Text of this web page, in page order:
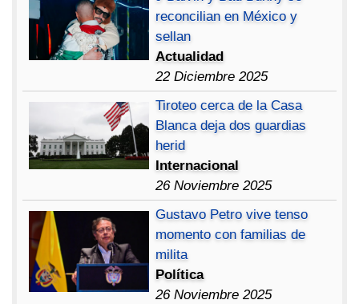
reconcilian en México y
sellan
Actualidad
22 Diciembre 2025
Tiroteo cerca de la Casa
Blanca deja dos guardias
herid
Internacional
26 Noviembre 2025
Gustavo Petro vive tenso
momento con familias de
milita
Política
26 Noviembre 2025